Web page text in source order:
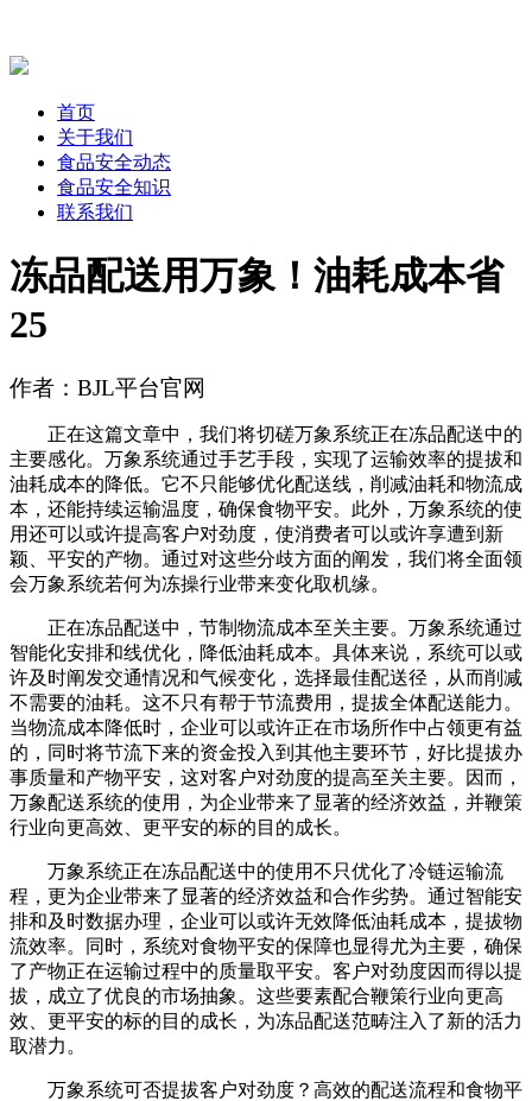
首页
关于我们
食品安全动态
食品安全知识
联系我们
冻品配送用万象！油耗成本省
25
作者：BJL平台官网
正在这篇文章中，我们将切磋万象系统正在冻品配送中的
主要感化。万象系统通过手艺手段，实现了运输效率的提拔和
油耗成本的降低。它不只能够优化配送线，削减油耗和物流成
本，还能持续运输温度，确保食物平安。此外，万象系统的使
用还可以或许提高客户对劲度，使消费者可以或许享遭到新
颖、平安的产物。通过对这些分歧方面的阐发，我们将全面领
会万象系统若何为冻操行业带来变化取机缘。
正在冻品配送中，节制物流成本至关主要。万象系统通过
智能化安排和线优化，降低油耗成本。具体来说，系统可以或
许及时阐发交通情况和气候变化，选择最佳配送径，从而削减
不需要的油耗。这不只有帮于节流费用，提拔全体配送能力。
当物流成本降低时，企业可以或许正在市场所作中占领更有益
的，同时将节流下来的资金投入到其他主要环节，好比提拔办
事质量和产物平安，这对客户对劲度的提高至关主要。因而，
万象配送系统的使用，为企业带来了显著的经济效益，并鞭策
行业向更高效、更平安的标的目的成长。
万象系统正在冻品配送中的使用不只优化了冷链运输流
程，更为企业带来了显著的经济效益和合作劣势。通过智能安
排和及时数据办理，企业可以或许无效降低油耗成本，提拔物
流效率。同时，系统对食物平安的保障也显得尤为主要，确保
了产物正在运输过程中的质量取平安。客户对劲度因而得以提
拔，成立了优良的市场抽象。这些要素配合鞭策行业向更高
效、更平安的标的目的成长，为冻品配送范畴注入了新的活力
取潜力。
万象系统可否提拔客户对劲度？高效的配送流程和食物平